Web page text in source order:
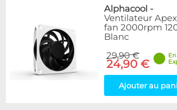
Alphacool -
Ventilateur
fan 2000rpm
Blanc
29,90 €
24,90 €
Ajouter au